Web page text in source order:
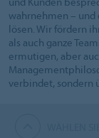
wahrnehmen – und
lösen. Wir fördern
als auch ganze
ermutigen, aber
verbindet, sondern